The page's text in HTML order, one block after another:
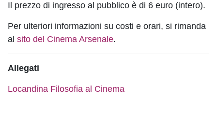
Il prezzo di ingresso al pubblico è di 6 euro (intero).
Per ulteriori informazioni su costi e orari, si rimanda
al sito del Cinema Arsenale.
Allegati
Locandina Filosofia al Cinema